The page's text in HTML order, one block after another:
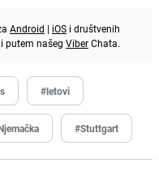
Android | iOS i društvenih
putem našeg ViberChata.
#letovi
#Stuttgart